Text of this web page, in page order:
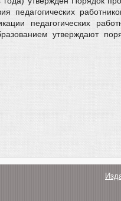
педагогических
педагогических
утверждают